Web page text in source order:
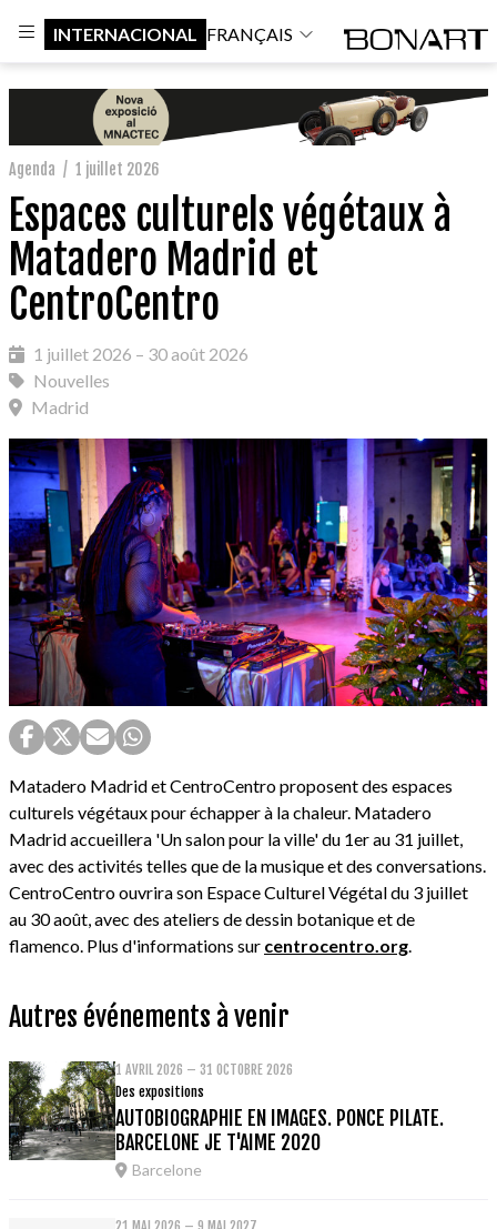
INTERNACIONAL FRANÇAIS
Agenda / 1 juillet 2026
Espaces culturels végétaux à
Matadero Madrid et
CentroCentro
1 juillet 2026 – 30 août 2026
Nouvelles
Madrid
Matadero Madrid et CentroCentro proposent des espaces
culturels végétaux pour échapper à la chaleur. Matadero
Madrid accueillera 'Un salon pour la ville' du 1er au 31 juillet,
avec des activités telles que de la musique et des conversations.
CentroCentro ouvrira son Espace Culturel Végétal du 3 juillet
au 30 août, avec des ateliers de dessin botanique et de
flamenco. Plus d'informations sur centrocentro.org.
Autres événements à venir
1 AVRIL 2026 – 31 OCTOBRE 2026
Des expositions
AUTOBIOGRAPHIE EN IMAGES. PONCE PILATE.
BARCELONE JE T'AIME 2020
Barcelone